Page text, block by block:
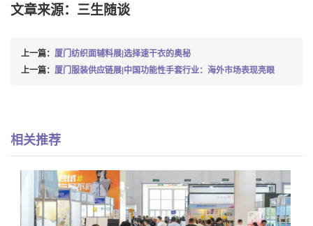
文章来源：三生随谈
上一篇： 厦门纺织面辅料展|选择速干衣的奥秘
上一篇： 厦门服装供应链展|中国功能性手套行业：海外市场表现亮眼
相关推荐